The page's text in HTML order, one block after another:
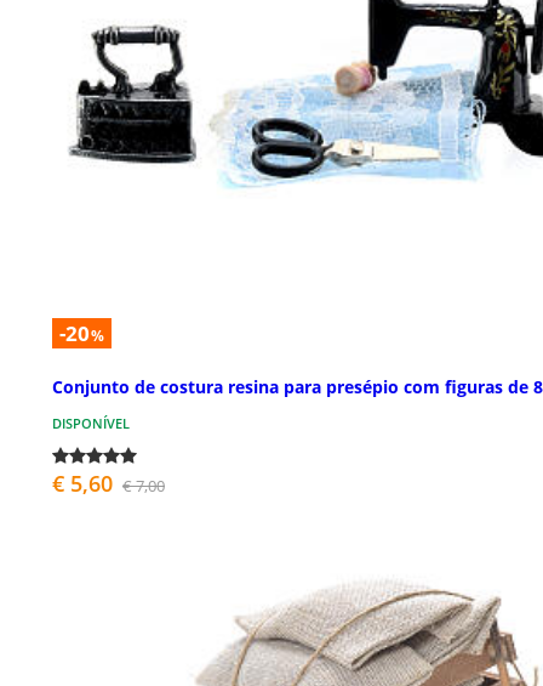
-20%
Conjunto de costura resina para presépio com figuras de
DISPONÍVEL
€ 5,60 € 7,00